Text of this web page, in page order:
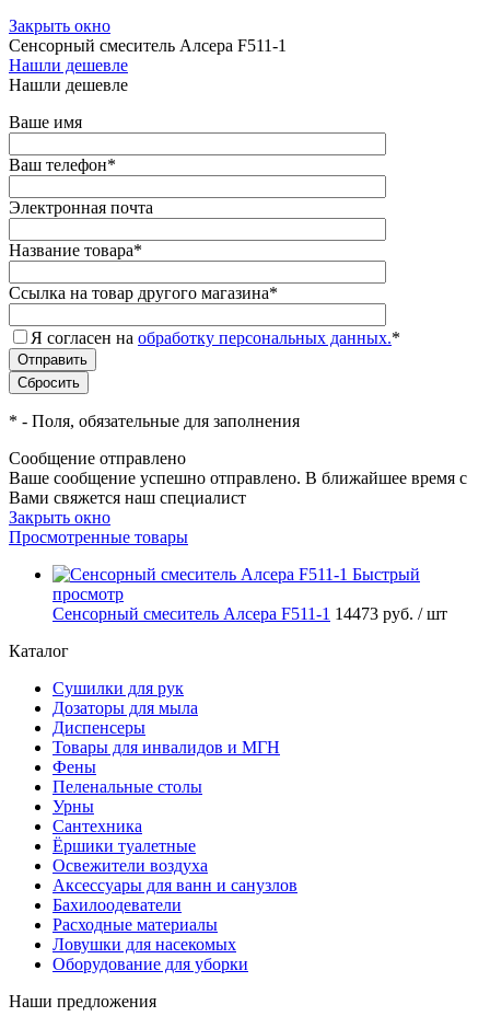
Закрыть окно
Сенсорный смеситель Алсера F511-1
Нашли дешевле
Нашли дешевле
Ваше имя
Ваш телефон*
Электронная почта
Название товара*
Ссылка на товар другого магазина*
Я согласен на обработку персональных данных.*
* - Поля, обязательные для заполнения
Сообщение отправлено
Ваше сообщение успешно отправлено. В ближайшее время с
Вами свяжется наш специалист
Закрыть окно
Просмотренные товары
Быстрый
просмотр
Сенсорный смеситель Алсера F511-1 14473 руб. / шт
Каталог
Сушилки для рук
Дозаторы для мыла
Диспенсеры
Товары для инвалидов и МГН
Фены
Пеленальные столы
Урны
Сантехника
Ёршики туалетные
Освежители воздуха
Аксессуары для ванн и санузлов
Бахилоодеватели
Расходные материалы
Ловушки для насекомых
Оборудование для уборки
Наши предложения